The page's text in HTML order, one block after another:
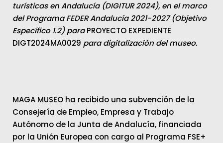
turísticas en Andalucía (DIGITUR 2024), en el marco
del Programa FEDER Andalucía 2021-2027 (Objetivo
Específico 1.2) paraPROYECTO EXPEDIENTE
DIGT2024MA0029 para digitalización del museo.
MAGA MUSEO ha recibido una subvención de la
Consejería de Empleo, Empresa y Trabajo
Autónomo de la Junta de Andalucía, financiada
por la Unión Europea con cargo al Programa FSE+